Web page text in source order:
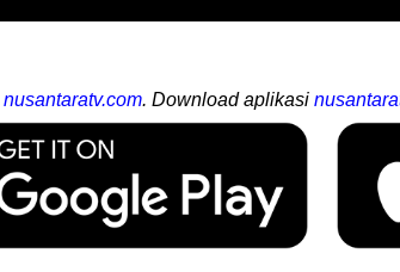
nusantaratv.com. Download aplikasi